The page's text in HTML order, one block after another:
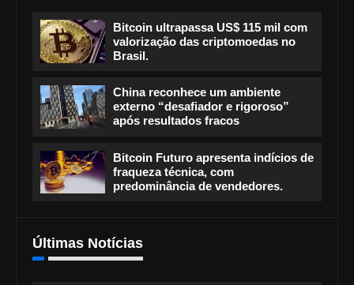
Bitcoin ultrapassa US$ 115 mil com
valorização das criptomoedas no
Brasil.
China reconhece um ambiente
externo “desafiador e rigoroso”
após resultados fracos
Bitcoin Futuro apresenta indícios de
fraqueza técnica, com
predominância de vendedores.
Últimas Notícias